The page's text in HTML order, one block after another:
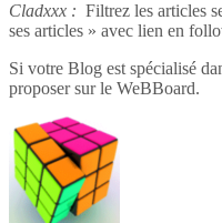
Cladxxx : Filtrez les articles
ses articles » avec lien en
Si votre Blog est spécialisé
proposer sur le WeBBoard.